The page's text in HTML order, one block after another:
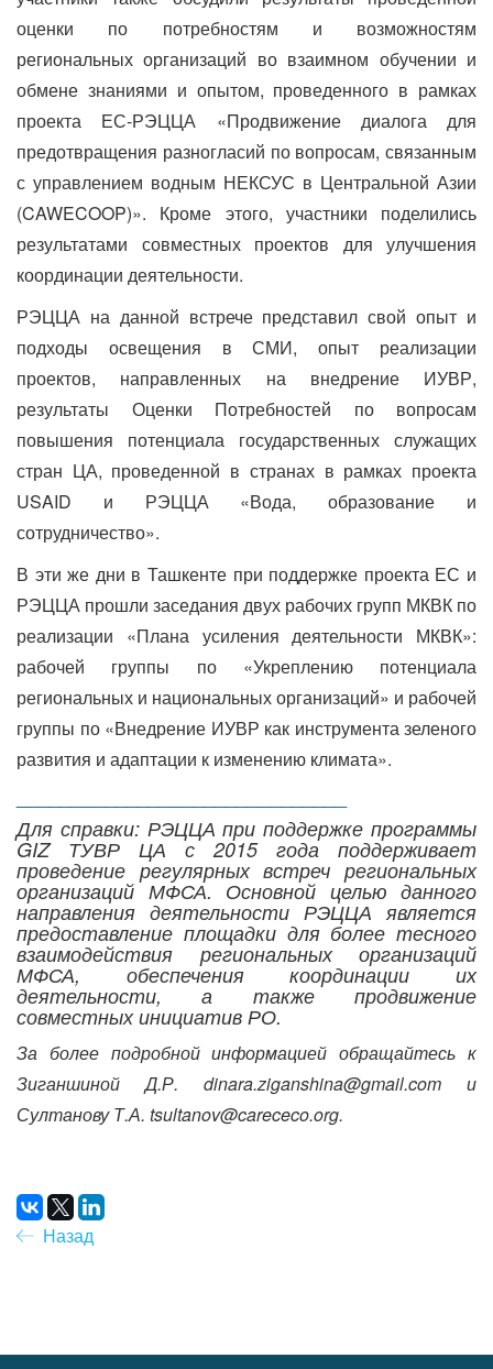
оценки по потребностям и возможностям
региональных организаций во взаимном обучении и
обмене знаниями и опытом, проведенного в рамках
проекта ЕС-РЭЦЦА «Продвижение диалога для
предотвращения разногласий по вопросам, связанным
с управлением водным НЕКСУС в Центральной Азии
(CAWECOOP)». Кроме этого, участники поделились
результатами совместных проектов для улучшения
координации деятельности.
РЭЦЦА на данной встрече представил свой опыт и
подходы освещения в СМИ, опыт реализации
проектов, направленных на внедрение ИУВР,
результаты Оценки Потребностей по вопросам
повышения потенциала государственных служащих
стран ЦА, проведенной в странах в рамках проекта
USAID и РЭЦЦА «Вода, образование и
сотрудничество».
В эти же дни в Ташкенте при поддержке проекта ЕС и
РЭЦЦА прошли заседания двух рабочих групп МКВК по
реализации «Плана усиления деятельности МКВК»:
рабочей группы по «Укреплению потенциала
региональных и национальных организаций» и рабочей
группы по «Внедрение ИУВР как инструмента зеленого
развития и адаптации к изменению климата».
Для справки: РЭЦЦА при поддержке программы
GIZТУВР ЦА с 2015 года поддерживает
проведение регулярных встреч региональных
организаций МФСА. Основной целью данного
направления деятельности РЭЦЦА является
предоставление площадки для более тесного
взаимодействия региональных организаций
МФСА, обеспечения координации их
деятельности, а также продвижение
совместных инициатив РО.
За более подробной информацией обращайтесь к
Зиганшиной Д.Р. dinara.ziganshina@gmail.com и
Султанову Т.А. tsultanov@carececo.org.
Назад